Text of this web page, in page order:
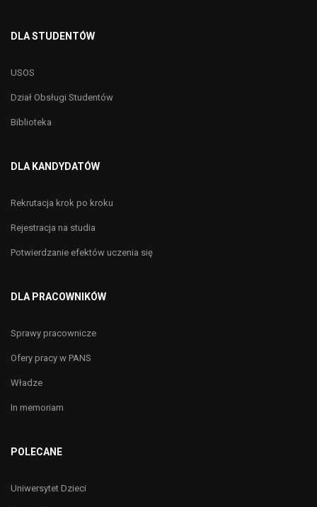
DLA STUDENTÓW
USOS
Dział Obsługi Studentów
Biblioteka
DLA KANDYDATÓW
Rekrutacja krok po kroku
Rejestracja na studia
Potwierdzanie efektów uczenia się
DLA PRACOWNIKÓW
Sprawy pracownicze
Ofery pracy w PANS
Władze
In memoriam
POLECANE
Uniwersytet Dzieci